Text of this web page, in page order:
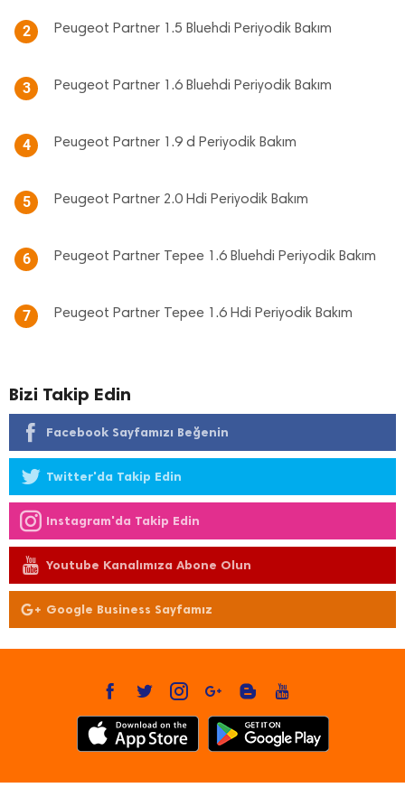
2 Peugeot Partner 1.5 Bluehdi Periyodik Bakım
3 Peugeot Partner 1.6 Bluehdi Periyodik Bakım
4 Peugeot Partner 1.9 d Periyodik Bakım
5 Peugeot Partner 2.0 Hdi Periyodik Bakım
6 Peugeot Partner Tepee 1.6 Bluehdi Periyodik Bakım
7 Peugeot Partner Tepee 1.6 Hdi Periyodik Bakım
Bizi Takip Edin
Facebook Sayfamızı Beğenin
Twitter'da Takip Edin
Instagram'da Takip Edin
Youtube Kanalımıza Abone Olun
Google Business Sayfamız